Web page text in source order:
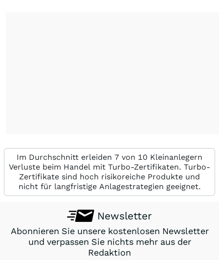
Im Durchschnitt erleiden 7 von 10 Kleinanlegern
Verluste beim Handel mit Turbo-Zertifikaten. Turbo-
Zertifikate sind hoch risikoreiche Produkte und
nicht für langfristige Anlagestrategien geeignet.
Newsletter
Abonnieren Sie unsere kostenlosen Newsletter
und verpassen Sie nichts mehr aus der
Redaktion